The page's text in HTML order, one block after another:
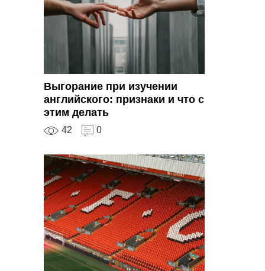
Выгорание при изучении
английского: признаки и что с
этим делать
42 0